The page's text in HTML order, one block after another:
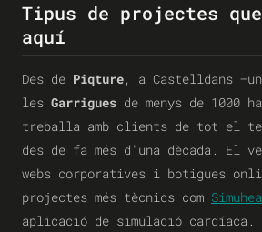
Tipus de projectes
aquí
Des de Piqture, a Castelldans
les Garrigues de menys de 1000
treballa amb clients de tot el
des de fa més d'una dècada. El
webs corporatives i botigues
projectes més tècnics com
aplicació de simulació cardíaca.